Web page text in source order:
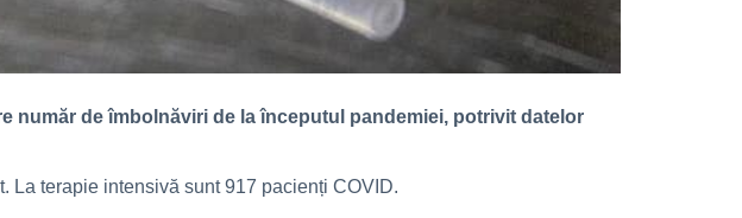
număr de îmbolnăviri de la începutul pandemiei, potrivit datelor
La terapie intensivă sunt 917 pacienți COVID.